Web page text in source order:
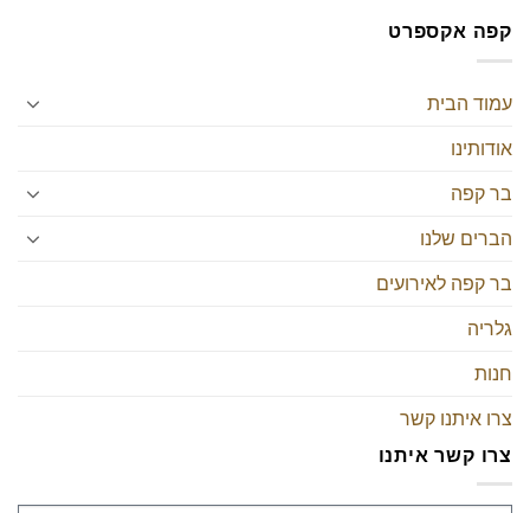
קפה אקספרט
עמוד הבית
אודותינו
בר קפה
הברים שלנו
בר קפה לאירועים
גלריה
חנות
צרו איתנו קשר
צרו קשר איתנו